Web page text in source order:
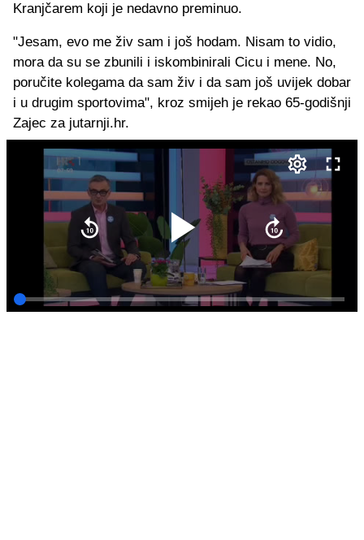
Kranjčarem koji je nedavno preminuo.
"Jesam, evo me živ sam i još hodam. Nisam to vidio,
mora da su se zbunili i iskombinirali Cicu i mene. No,
poručite kolegama da sam živ i da sam još uvijek dobar
i u drugim sportovima", kroz smijeh je rekao 65-godišnji
Zajec za jutarnji.hr.